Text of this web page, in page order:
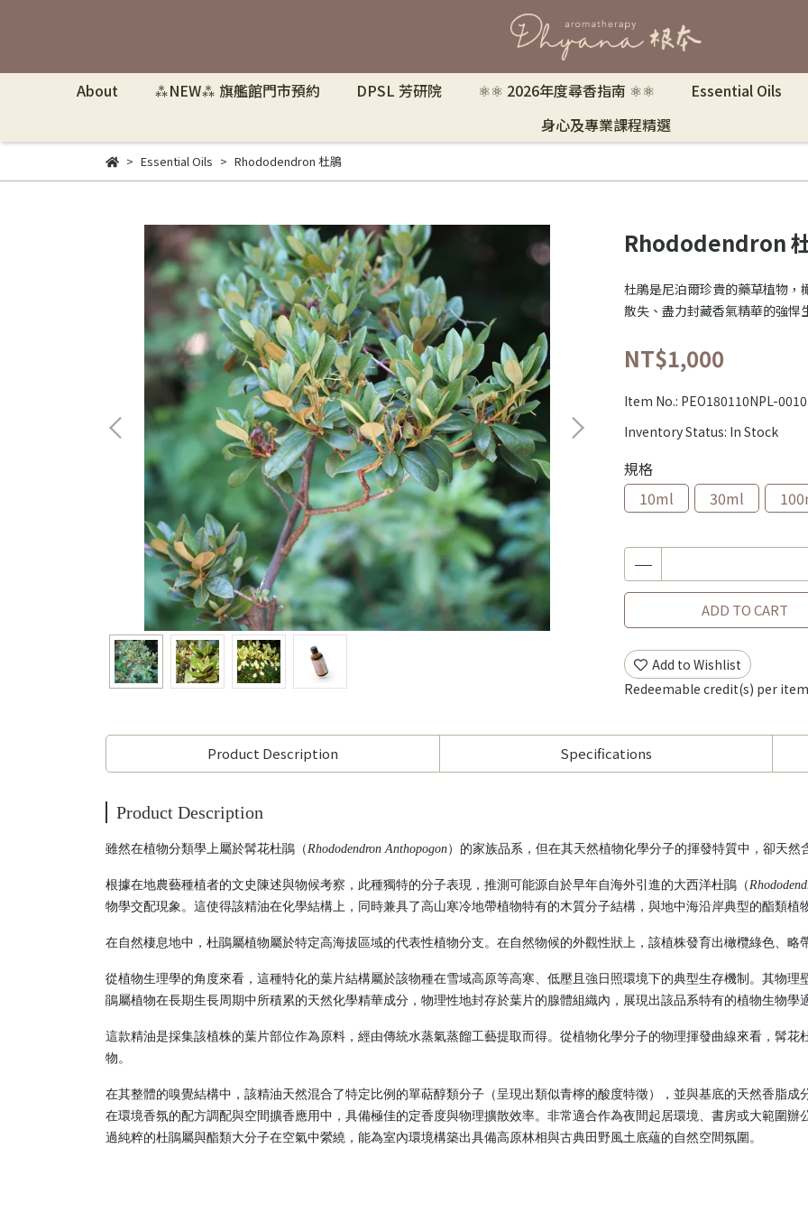
About ⁂NEW⁂ 旗艦館門市預約 DPSL 芳研院 ⚛︎⚛︎ 2026年度尋香指南 ⚛︎⚛︎
Essential Oils
身心及專業課程精選
Essential Oils Rhododendron 杜鵑
Rhododendron
杜鵑是尼泊爾珍貴的藥草植物，
散失、盡力封藏香氣精華的強悍
NT$1,000
Item No.: PEO180110NPL-0010
Inventory Status: In Stock
規格
10ml
30ml
ADD TO CART
Add to Wishlist
Redeemable credit(s) per
Product Description Specifications
Product Description
雖然在植物分類學上屬於髯花杜鵑（Rhododendron Anthopogon）的家族品系，但在其天然植物化學分子的揮發特質中，卻天
根據在地農藝種植者的文史陳述與物候考察，此種獨特的分子表現，推測可能源自於早年自海外引進的大西洋杜鵑（
物學交配現象。這使得該精油在化學結構上，同時兼具了高山寒冷地帶植物特有的木質分子結構，與地中海沿岸典型的酯類
在自然棲息地中，杜鵑屬植物屬於特定高海拔區域的代表性植物分支。在自然物候的外觀性狀上，該植株發育出橄欖綠色、略
從植物生理學的角度來看，這種特化的葉片結構屬於該物種在雪域高原等高寒、低壓且強日照環境下的典型生存機制。其物
鵑屬植物在長期生長周期中所積累的天然化學精華成分，物理性地封存於葉片的腺體組織內，展現出該品系特有的植物生物學
這款精油是採集該植株的葉片部位作為原料，經由傳統水蒸氣蒸餾工藝提取而得。從植物化學分子的物理揮發曲線來看，髯
物。
在其整體的嗅覺結構中，該精油天然混合了特定比例的單萜醇類分子（呈現出類似青檸的酸度特徵），並與基底的天然香脂
在環境香氛的配方調配與空間擴香應用中，具備極佳的定香度與物理擴散效率。非常適合作為夜間起居環境、書房或大範圍
過純粹的杜鵑屬與酯類大分子在空氣中縈繞，能為室內環境構築出具備高原林相與古典田野風土底蘊的自然空間氛圍。